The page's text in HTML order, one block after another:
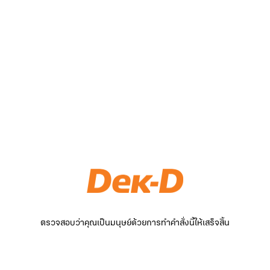
ตรวจสอบว่าคุณเป็นมนุษย์ด้วยการทำคำสั่งนี้ให้เสร็จสิ้น